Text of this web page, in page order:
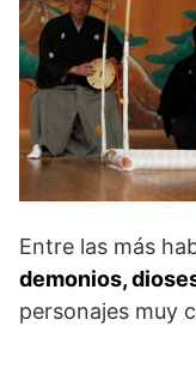
Entre las más
demonios,
personajes muy